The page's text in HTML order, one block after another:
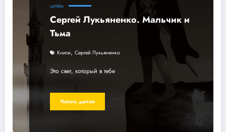
ЦИТАТЫ
Сергей Лукьяненко. Мальчик и
Тьма
Книги, Сергей Лукьяненко
Это свет, который в тебе
Читать далее